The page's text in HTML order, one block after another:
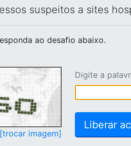
suspeitos a sites
ao desafio abaixo.
[trocar imagem]
Digite a